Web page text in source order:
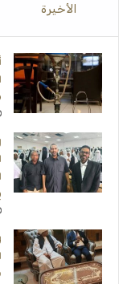
الأخيرة